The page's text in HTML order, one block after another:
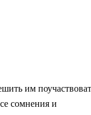
им
сомнения и